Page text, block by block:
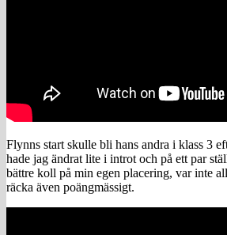
Flynns start skulle bli hans andra i klass 3
hade jag ändrat lite i introt och på ett par
bättre koll på min egen placering, var inte
räcka även poängmässigt.